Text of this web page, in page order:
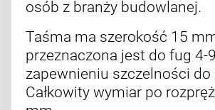
osób z branży budowlanej.
Taśma ma szerokość 15
przeznaczona jest do fug 4-
zapewnieniu szczelności do
Całkowity wymiar po